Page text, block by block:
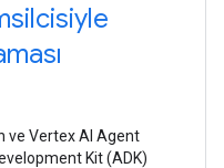
ve Vertex AI Agent
Kit (ADK)